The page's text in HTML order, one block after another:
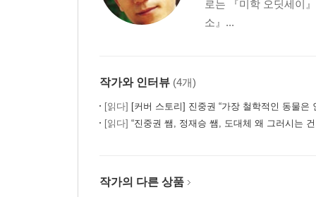
로는 『미학 오딧세이
소』...
작가와 인터뷰 (4개)
[읽다] [커버 스토리] 진중권 “가장 철학적인 동물은
[읽다] “진중권 쌤, 정재승 쌤, 도대체 왜 그러시는 건가요” 두 남자의 매력
작가의 다른 상품